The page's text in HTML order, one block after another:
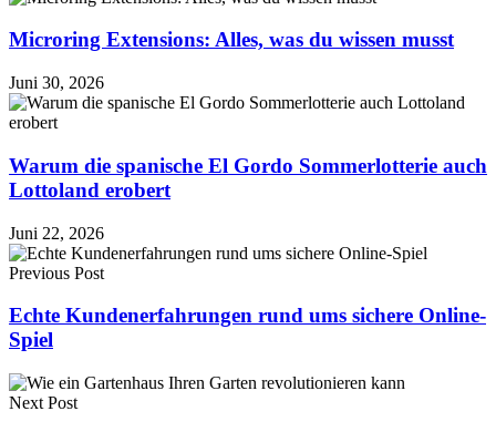
Microring Extensions: Alles, was du wissen musst
Juni 30, 2026
Warum die spanische El Gordo Sommerlotterie auch
Lottoland erobert
Juni 22, 2026
Previous Post
Echte Kundenerfahrungen rund ums sichere Online-
Spiel
Next Post